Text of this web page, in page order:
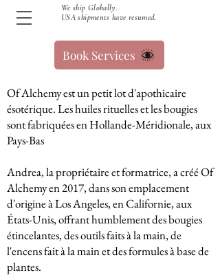
We ship Globally.
USA shipments have resumed.
Book Services
Of Alchemy est un petit lot d'apothicaire
ésotérique. Les huiles rituelles et les bougies
sont fabriquées en Hollande-Méridionale, aux
Pays-Bas
Andrea, la propriétaire et formatrice, a créé Of
Alchemy en 2017, dans son emplacement
d'origine à Los Angeles, en Californie, aux
États-Unis, offrant humblement des bougies
étincelantes, des outils faits à la main, de
l'encens fait à la main et des formules à base de
plantes.